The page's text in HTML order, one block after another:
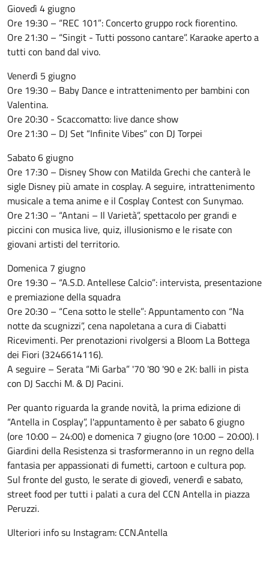
Giovedì 4 giugno
Ore 19:30 – “REC 101”: Concerto gruppo rock fiorentino.
Ore 21:30 – “Singit - Tutti possono cantare”. Karaoke aperto a
tutti con band dal vivo.
Venerdì 5 giugno
Ore 19:30 – Baby Dance e intrattenimento per bambini con
Valentina.
Ore 20:30 - Scaccomatto: live dance show
Ore 21:30 – DJ Set “Infinite Vibes” con DJ Torpei
Sabato 6 giugno
Ore 17:30 – Disney Show con Matilda Grechi che canterà le
sigle Disney più amate in cosplay. A seguire, intrattenimento
musicale a tema anime e il Cosplay Contest con Sunymao.
Ore 21:30 – “Antani – Il Varietà”, spettacolo per grandi e
piccini con musica live, quiz, illusionismo e le risate con
giovani artisti del territorio.
Domenica 7 giugno
Ore 19:30 – “A.S.D. Antellese Calcio”: intervista, presentazione
e premiazione della squadra
Ore 20:30 – “Cena sotto le stelle”: Appuntamento con “Na
notte da scugnizzi”, cena napoletana a cura di Ciabatti
Ricevimenti. Per prenotazioni rivolgersi a Bloom La Bottega
dei Fiori (3246614116).
A seguire – Serata “Mi Garba” '70 '80 '90 e 2K: balli in pista
con DJ Sacchi M. & DJ Pacini.
Per quanto riguarda la grande novità, la prima edizione di
“Antella in Cosplay”, l'appuntamento è per sabato 6 giugno
(ore 10:00 – 24:00) e domenica 7 giugno (ore 10:00 – 20:00). I
Giardini della Resistenza si trasformeranno in un regno della
fantasia per appassionati di fumetti, cartoon e cultura pop.
Sul fronte del gusto, le serate di giovedì, venerdì e sabato,
street food per tutti i palati a cura del CCN Antella in piazza
Peruzzi.
Ulteriori info su Instagram: CCN.Antella